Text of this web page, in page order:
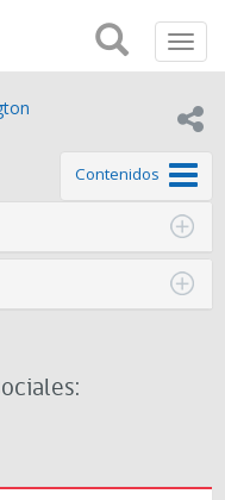
Contenidos de